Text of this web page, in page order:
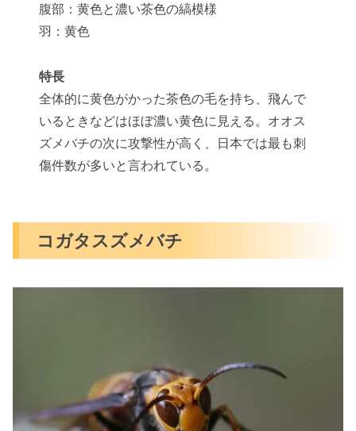
腹部：黄色と濃い茶色の縞模様
羽：黄色
特長
全体的に黄色がかった茶色の毛を持ち、飛んで
いるときなどはほぼ濃い黄色に見える。オオス
ズメバチの次に攻撃性が高く、日本では最も刺
傷件数が多いと言われている。
コガタスズメバチ